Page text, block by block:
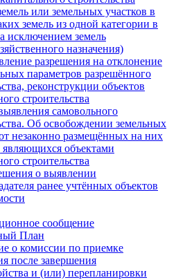
или земельных участков в
земель из одной категории в
исключением земель
назначения)
разрешения на отклонение
параметров разрешённого
реконструкции объектов
строительства
самовольного
Об освобождении земельных
незаконно размещённых на них
являющихся объектами
строительства
о выявлении
ранее учтённых объектов
сообщение
План
о комиссии по приемке
после завершения
и (или) перепланировки